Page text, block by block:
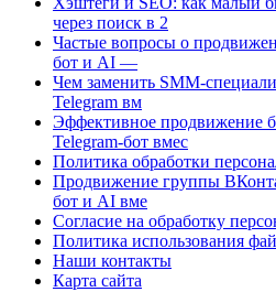
через поиск в 2
Частые вопросы о
бот и AI —
Чем заменить SMM-
Telegram вм
Эффективное продвижение
Telegram-бот вмес
Политика обработки
Продвижение группы
бот и AI вме
Согласие на обработку
Политика использования
Наши контакты
Карта сайта